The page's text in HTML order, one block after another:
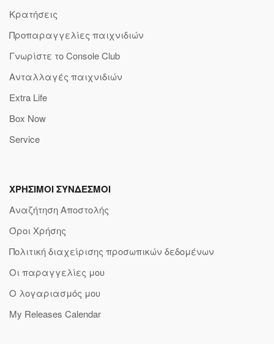
Κρατήσεις
Προπαραγγελίες παιχνιδιών
Γνωρίστε το Console Club
Ανταλλαγές παιχνιδιών
Extra Life
Box Now
Service
ΧΡΗΣΙΜΟΙ ΣΥΝΔΕΣΜΟΙ
Αναζήτηση Αποστολής
Όροι Χρήσης
Πολιτική διαχείρισης προσωπικών δεδομένων
Οι παραγγελίες μου
Ο λογαριασμός μου
My Releases Calendar